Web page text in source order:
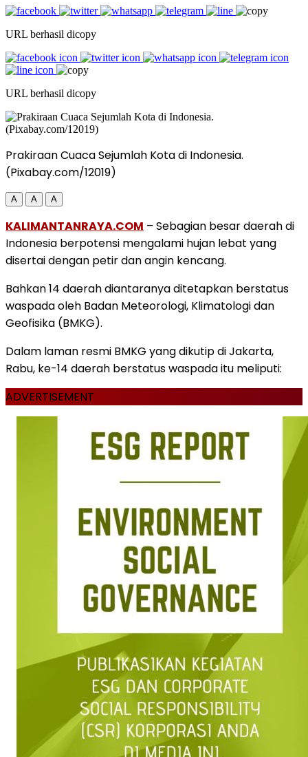
URL berhasil dicopy
URL berhasil dicopy
Prakiraan Cuaca Sejumlah Kota di Indonesia.
(Pixabay.com/12019)
A A A
KALIMANTANRAYA.COM – Sebagian besar daerah di
Indonesia berpotensi mengalami hujan lebat yang
disertai dengan petir dan angin kencang.
Bahkan 14 daerah diantaranya ditetapkan berstatus
waspada oleh Badan Meteorologi, Klimatologi dan
Geofisika (BMKG).
Dalam laman resmi BMKG yang dikutip di Jakarta,
Rabu, ke-14 daerah berstatus waspada itu meliputi:
ADVERTISEMENT